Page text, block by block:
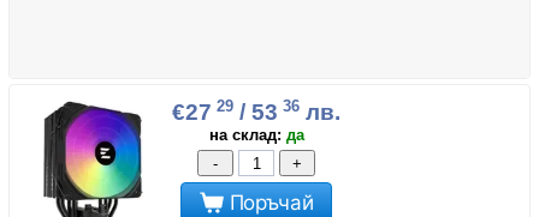
€27 29 / 53 36 лв.
на склад: да
-
+
Поръчай